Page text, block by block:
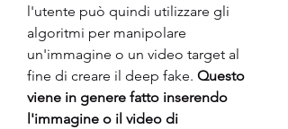
l'utente può quindi utilizzare gli
algoritmi per manipolare
un'immagine o un video target al
fine di creare il deep fake. Questo
viene in genere fatto inserendo
l'immagine o il video di